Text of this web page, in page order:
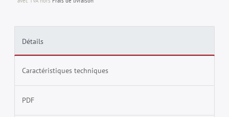
Détails
Caractéristiques techniques
PDF